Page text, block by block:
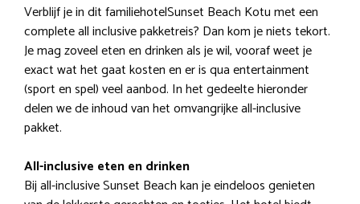
Verblijf je in dit familiehotelSunset Beach Kotu met een
complete all inclusive pakketreis? Dan kom je niets tekort.
Je mag zoveel eten en drinken als je wil, vooraf weet je
exact wat het gaat kosten en er is qua entertainment
(sport en spel) veel aanbod. In het gedeelte hieronder
delen we de inhoud van het omvangrijke all-inclusive
pakket.
All-inclusive eten en drinken
Bij all-inclusive Sunset Beach kan je eindeloos genieten